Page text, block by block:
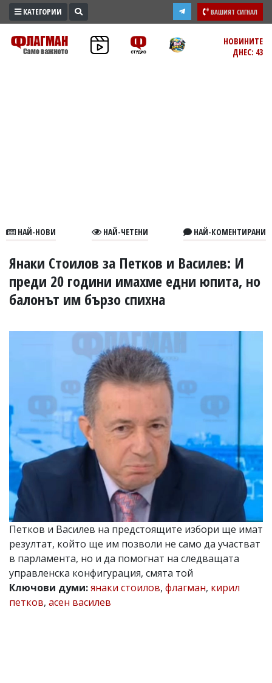
ПРОМО
ЗОНА
В
УКРАЙНА
СПОРТ
БИЗНЕС
Василев,
email:
v.vasilev@flagman.bg
Катя
Касабова,
еmail: k.kassabova@flagman.bg
Главен
редактор:
Иван
Колев,
email:
office@flagman.bg
Коментарите
статиите
се
въвеждат
КАТЕГОРИИ ВАШИЯТ СИГНАЛ
НОВИНИТЕ
ДНЕС: 43
НАЙ-НОВИ НАЙ-ЧЕТЕНИ НАЙ-КОМЕНТИРАНИ
Янаки Стоилов за Петков и Василев: И
преди 20 години имахме едни юпита, но
балонът им бързо спихна
Петков и Василев на предстоящите избори ще имат
резултат, който ще им позволи не само да участват
в парламента, но и да помогнат на следващата
управленска конфигурация, смята той
Ключови думи:янаки стоилов, флагман, кирил
петков, асен василев